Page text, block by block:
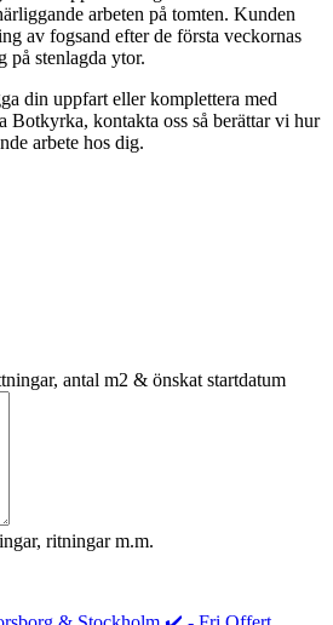
arbeten på tomten. Kunden
av fogsand efter de första veckornas
på stenlagda ytor.
din uppfart eller komplettera med
Botkyrka, kontakta oss så berättar vi hur
arbete hos dig.
antal m2 & önskat startdatum
ritningar m.m.